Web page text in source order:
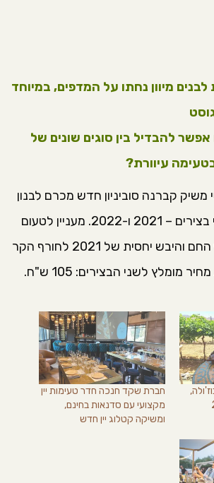
3 יינות לבנים מיוון נחתו על המדפים, במיוחד
להבדיל בין סוגים שונים של
עיוורת?
משיק קברנה סוביניון חדש מכרם לבנון
בגליל העליון, בשני בצירים – 2021 ו-2022. מעניין לטעום
ולהשוות בין החורף החם והיבש יחסית של 2021 לחורף הקר
חברת שקד חנכה חדר טעימות יין
מקצועי עם סדנאות בחינם,
ומשיקה קטלוג יין חדש